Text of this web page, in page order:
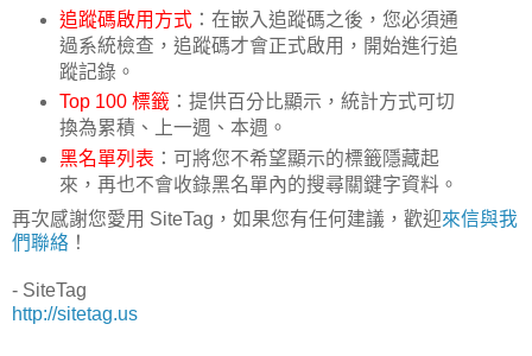
追蹤碼啟用方式：在嵌入追蹤碼之後，您必須通
過系統檢查，追蹤碼才會正式啟用，開始進行追
蹤記錄。
Top 100 標籤 ：提供百分比顯示，統計方式可切
換為累積、上一週、本週。
黑名單列表 ：可將您不希望顯示的標籤隱藏起
來，再也不會收錄黑名單內的搜尋關鍵字資料。
再次感謝您愛用 SiteTag，如果您有任何建議，歡迎來信與我
們聯絡 ！
- SiteTag
http://sitetag.us